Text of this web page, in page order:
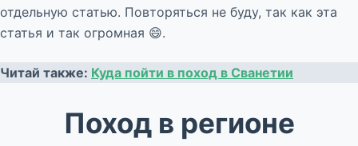
отдельную статью. Повторяться не буду, так как эта
статья и так огромная 😄.
Читай также: Куда пойти в поход в Сванетии
Поход в регионе